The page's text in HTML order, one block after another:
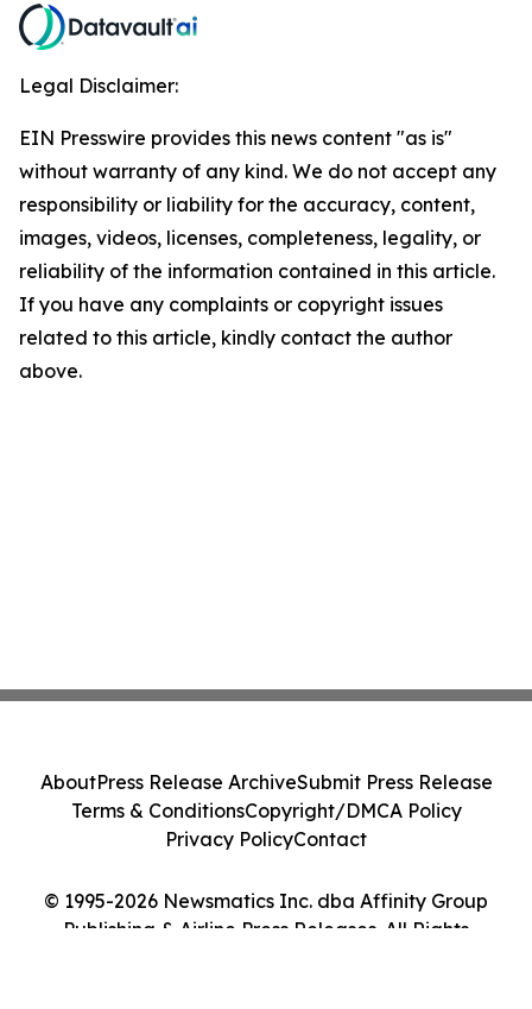
Legal Disclaimer:
EIN Presswire provides this news content "as is"
without warranty of any kind. We do not accept any
responsibility or liability for the accuracy, content,
images, videos, licenses, completeness, legality, or
reliability of the information contained in this article.
If you have any complaints or copyright issues
related to this article, kindly contact the author
above.
© 1995-2026 Newsmatics Inc. dba Affinity Group
Publishing & Airline Press Releases. All Rights
AboutPress Release ArchiveSubmit Press Release
Terms & ConditionsCopyright/DMCA Policy
Privacy PolicyContact